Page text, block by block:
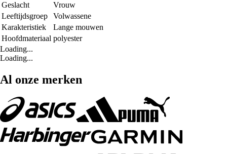
Geslacht
Vrouw
Leeftijdsgroep
Volwassene
Karakteristiek
Lange mouwen
Hoofdmateriaal polyester
Loading...
Loading...
Al onze merken